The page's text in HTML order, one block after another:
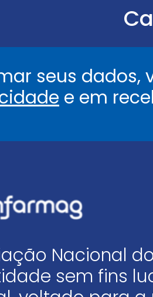
seus
e em
Nacional
sem fins